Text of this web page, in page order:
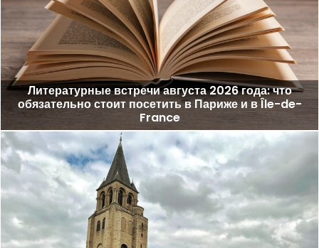
Литературные встречи августа 2026 года: что
обязательно стоит посетить в Париже и в Île-de-
France